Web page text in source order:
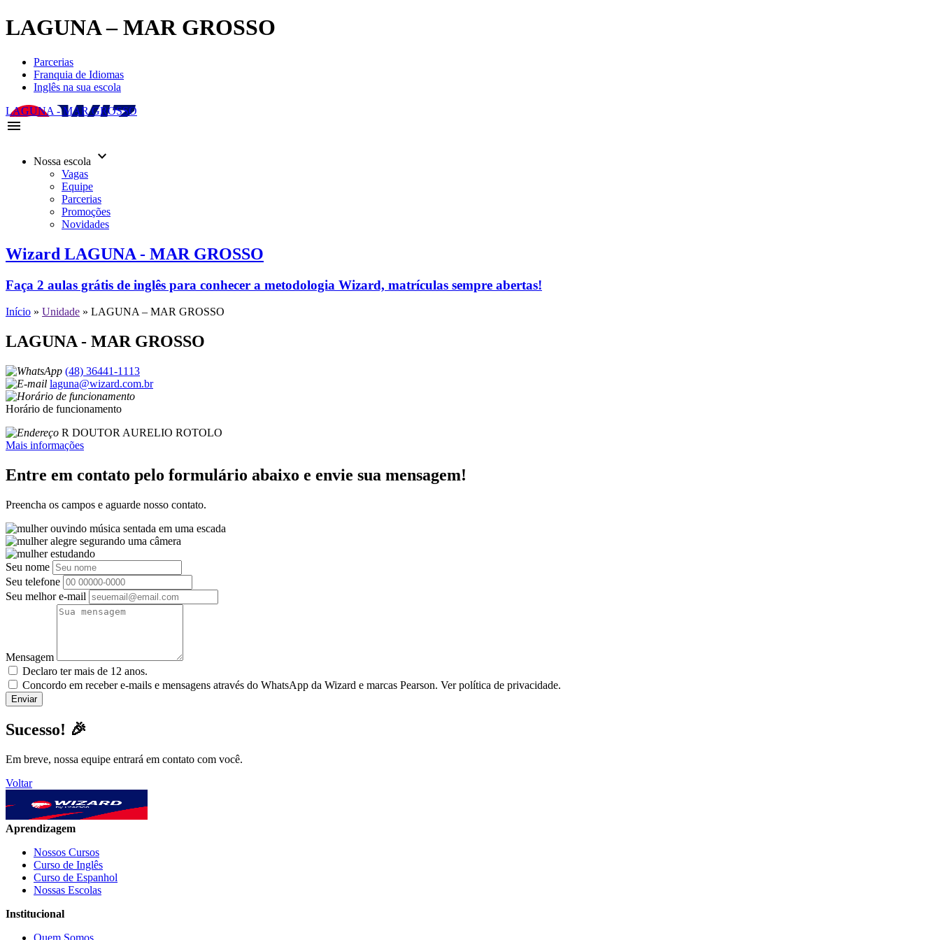
LAGUNA – MAR GROSSO
Parcerias
Franquia de Idiomas
Inglês na sua escola
LAGUNA - MAR GROSSO
menu
Nossa escola keyboard_arrow_down
Vagas
Equipe
Parcerias
Promoções
Novidades
Wizard LAGUNA - MAR GROSSO
Faça 2 aulas grátis de inglês para conhecer a metodologia Wizard, matrículas sempre abertas!
Início » Unidade » LAGUNA – MAR GROSSO
LAGUNA - MAR GROSSO
(48) 36441-1113
laguna@wizard.com.br
Horário de funcionamento
R DOUTOR AURELIO ROTOLO
Mais informações
Entre em contato pelo formulário abaixo e envie sua mensagem!
Preencha os campos e aguarde nosso contato.
Seu nome
Seu telefone
Seu melhor e-mail
Mensagem
Declaro ter mais de 12 anos.
Concordo em receber e-mails e mensagens através do WhatsApp da Wizard e marcas Pearson. Ver política de privacidade.
Sucesso! 🎉
Em breve, nossa equipe entrará em contato com você.
Voltar
Aprendizagem
Nossos Cursos
Curso de Inglês
Curso de Espanhol
Nossas Escolas
Institucional
Quem Somos